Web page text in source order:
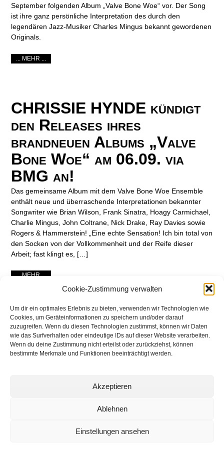
Cookie-Zustimmung verwalten
Um dir ein optimales Erlebnis zu bieten, verwenden wir Technologien wie
Cookies, um Geräteinformationen zu speichern und/oder darauf
zuzugreifen. Wenn du diesen Technologien zustimmst, können wir Daten
wie das Surfverhalten oder eindeutige IDs auf dieser Website verarbeiten.
Wenn du deine Zustimmung nicht erteilst oder zurückziehst, können
bestimmte Merkmale und Funktionen beeinträchtigt werden.
Akzeptieren
Ablehnen
Einstellungen ansehen
September folgenden Album „Valve Bone Woe“ vor. Der Song
ist ihre ganz persönliche Interpretation des durch den
legendären Jazz-Musiker Charles Mingus bekannt gewordenen
Originals.
... MEHR ...
CHRISSIE HYNDE kündigt
den Releases ihres
brandneuen Albums „Valve
Bone Woe“ am 06.09. via
BMG an!
Das gemeinsame Album mit dem Valve Bone Woe Ensemble
enthält neue und überraschende Interpretationen bekannter
Songwriter wie Brian Wilson, Frank Sinatra, Hoagy Carmichael,
Charlie Mingus, John Coltrane, Nick Drake, Ray Davies sowie
Rogers & Hammerstein! „Eine echte Sensation! Ich bin total von
den Socken von der Vollkommenheit und der Reife dieser
Arbeit; fast klingt es, […]
... MEHR ...
networking Media | Artist
Communication
© 2025 networking Media - Kai Manke